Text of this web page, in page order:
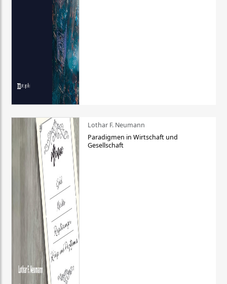
Lothar F. Neumann
Paradigmen in Wirtschaft und
Gesellschaft